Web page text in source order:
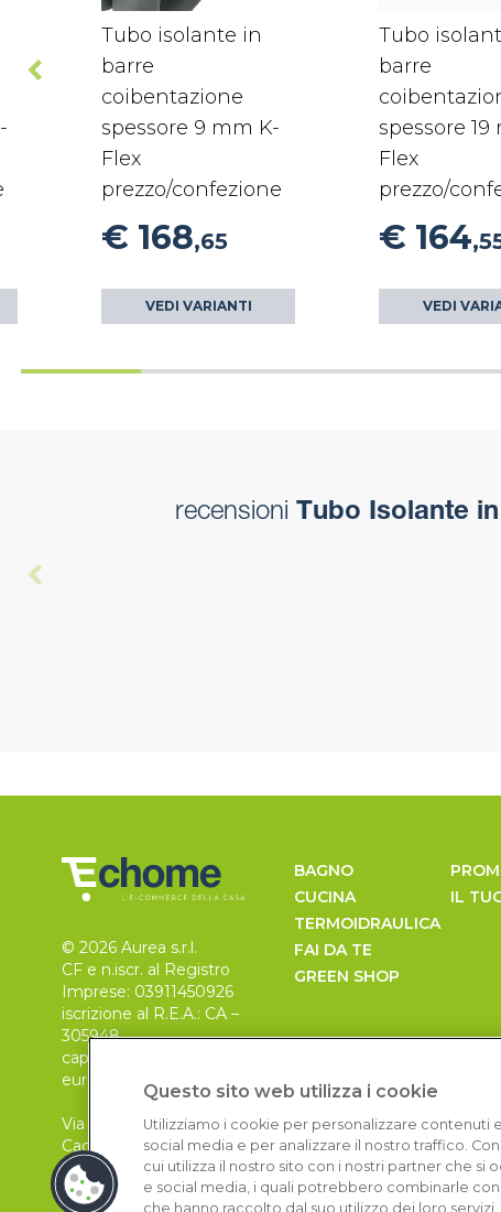
Tubo isolante in
barre
coibentazione
spessore 9 mm K-
Flex
prezzo/confezione
€ 168,65
VEDI VARIANTI
Tubo
barre
spessore 19
Flex
prezzo/
€ 164
VEDI
recensioni Tubo Isolante
© 2026 Aurea s.r.l.
CF e n.iscr. al Registro
Imprese: 03911450926
iscrizione al R.E.A.: CA –
305948
capitale sociale 30.000
euro, i.v.
Via Pietro Leo n. 6
Cagliari
09129
BAGNO
CUCINA
TERMOIDRAULICA
FAI DA TE
GREEN SHOP
IL
Questo sito web utilizza i cookie
Utilizziamo i cookie per personalizzare contenuti
social media e per analizzare il nostro traffico.
cui utilizza il nostro sito con i nostri partner che si
e social media, i quali potrebbero combinarle
che hanno raccolto dal suo utilizzo dei loro